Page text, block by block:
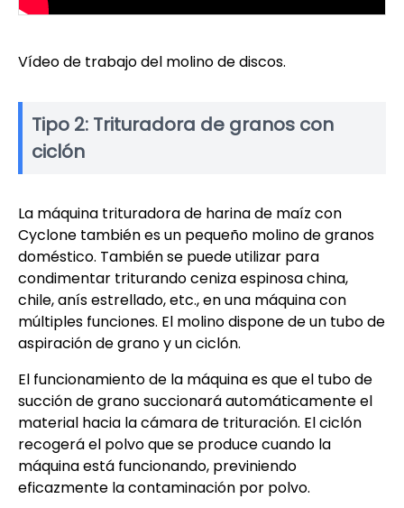
Vídeo de trabajo del molino de discos.
Tipo 2: Trituradora de granos con
ciclón
La máquina trituradora de harina de maíz con
Cyclone también es un pequeño molino de granos
doméstico. También se puede utilizar para
condimentar triturando ceniza espinosa china,
chile, anís estrellado, etc., en una máquina con
múltiples funciones. El molino dispone de un tubo de
aspiración de grano y un ciclón.
El funcionamiento de la máquina es que el tubo de
succión de grano succionará automáticamente el
material hacia la cámara de trituración. El ciclón
recogerá el polvo que se produce cuando la
máquina está funcionando, previniendo
eficazmente la contaminación por polvo.